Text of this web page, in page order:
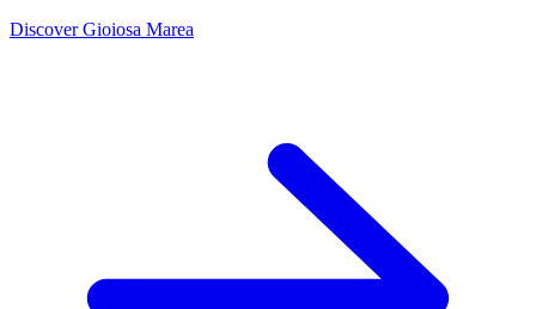
Discover Gioiosa Marea